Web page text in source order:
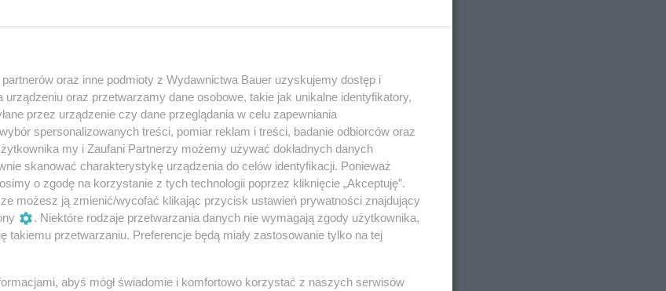
przygotowujemy
z oliwy z oliwek, pieprzem,
oraz inne podmioty z Wydawnictwa Bauer uzyskujemy dostęp i
urządzeniu oraz przetwarzamy dane osobowe, takie jak unikalne identyfikatory,
przez urządzenie czy dane przeglądania w celu zapewniania
spersonalizowanych treści, pomiar reklam i treści, badanie odbiorców oraz
my i Zaufani Partnerzy możemy używać dokładnych danych
skanować charakterystykę urządzenia do celów identyfikacji. Ponieważ
o zgodę na korzystanie z tych technologii poprzez kliknięcie „Akceptuję”.
możesz ją zmienić/wycofać klikając przycisk ustawień prywatności znajdujący
. Niektóre rodzaje przetwarzania danych nie wymagają zgody użytkownika,
takiemu przetwarzaniu. Preferencje będą miały zastosowanie tylko na tej
abyś mógł świadomie i komfortowo korzystać z naszych serwisów